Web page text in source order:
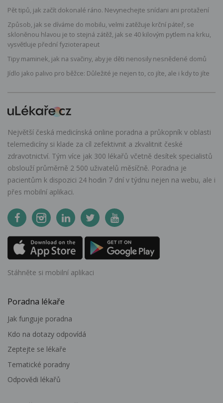
Pět tipů, jak začít dokonalé ráno. Nevynechejte snídani ani protažení
Způsob, jak se díváme do mobilu, velmi zatěžuje krční páteř, se
skloněnou hlavou je to stejná zátěž, jak se 40 kilovým pytlem na krku,
vysvětluje přední fyzioterapeut
Tipy maminek, jak na svačiny, aby je děti nenosily nesnědené domů
Jídlo jako palivo pro běžce: Důležité je nejen to, co jíte, ale i kdy to jíte
Největší česká medicínská online poradna a průkopník v oblasti
telemedicíny si klade za cíl zefektivnit a zkvalitnit české
zdravotnictví. Tým více jak 300 lékařů včetně desítek specialistů
obslouží průměrně 2 500 uživatelů měsíčně. Poradna je
pacientům k dispozici 24 hodin 7 dní v týdnu nejen na webu, ale i
přes mobilní aplikaci.
Stáhněte si mobilní aplikaci
Poradna lékaře
Jak funguje poradna
Kdo na dotazy odpovídá
Zeptejte se lékaře
Tematické poradny
Odpovědi lékařů